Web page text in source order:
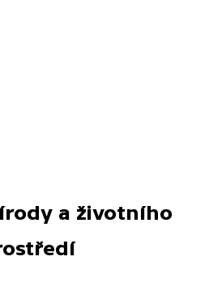
a životního